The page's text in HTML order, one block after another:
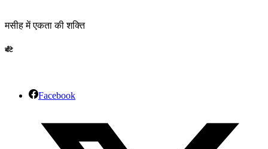
मसीह में एकता की शक्ति
बाँटे
Facebook